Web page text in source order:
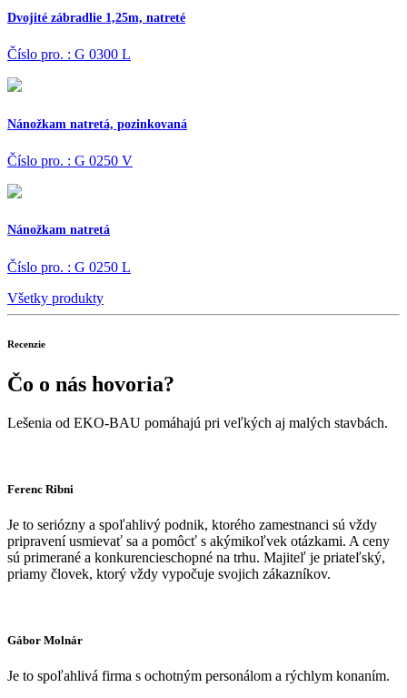
Dvojité zábradlie 1,25m, natreté
Číslo pro. : G 0300 L
Nánožkam natretá, pozinkovaná
Číslo pro. : G 0250 V
Nánožkam natretá
Číslo pro. : G 0250 L
Všetky produkty
Recenzie
Čo o nás hovoria?
Lešenia od EKO-BAU pomáhajú pri veľkých aj malých stavbách.
Ferenc Ribni
Je to seriózny a spoľahlivý podnik, ktorého zamestnanci sú vždy
pripravení usmievať sa a pomôcť s akýmikoľvek otázkami. A ceny
sú primerané a konkurencieschopné na trhu. Majiteľ je priateľský,
priamy človek, ktorý vždy vypočuje svojich zákazníkov.
Gábor Molnár
Je to spoľahlivá firma s ochotným personálom a rýchlym konaním.